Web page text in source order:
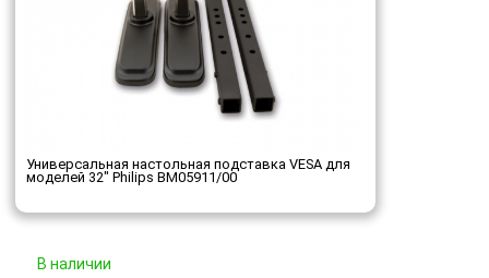
Универсальная настольная подставка VESA для
моделей 32" Philips BM05911/00
В наличии